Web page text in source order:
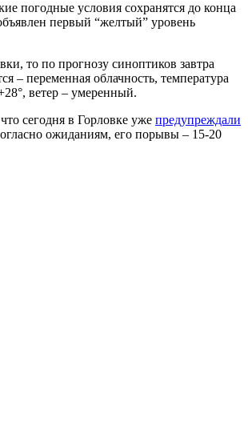
погодные условия сохранятся до конца
первый “желтый” уровень
то по прогнозу синоптиков завтра
– переменная облачность, температура
ветер – умеренный.
сегодня в Горловке уже предупреждали
ожиданиям, его порывы – 15-20